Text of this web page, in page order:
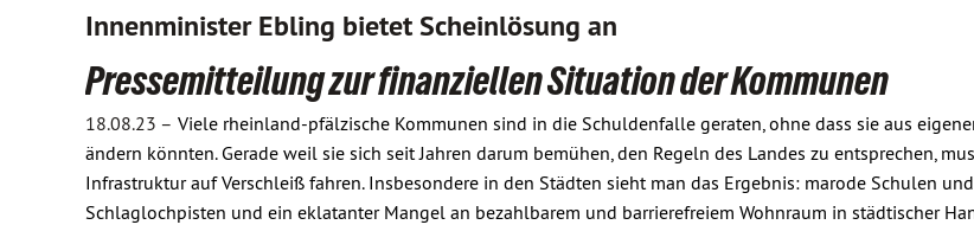
Innenminister Ebling bietet Scheinlösung an
Pressemitteilung zur finanziellen Situation der Kommunen
18.08.23 – Viele rheinland-pfälzische Kommunen sind in die Schuldenfalle geraten, ohne dass sie aus
ändern könnten. Gerade weil sie sich seit Jahren darum bemühen, den Regeln des Landes zu entsprechen,
Infrastruktur auf Verschleiß fahren. Insbesondere in den Städten sieht man das Ergebnis: marode Schulen
Schlaglochpisten und ein eklatanter Mangel an bezahlbarem und barrierefreiem Wohnraum in städtischer